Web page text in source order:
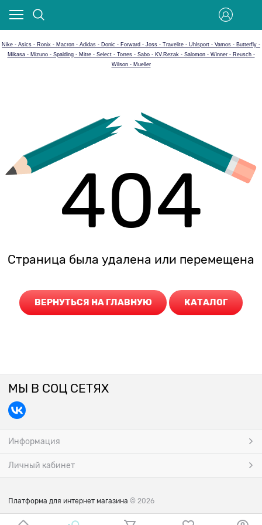
Nike - Asics - Ronix - Macron - Adidas - Donic - Forward - Joss - Travelite - Uhlsport - Vamos - Butterfly -
Mikasa - Mizuno - Spalding - Mitre - Select - Torres - Sabo - KV.Rezak - Salomon - Winner - Reusch -
Wilson - Mueller
404
Страница была удалена или перемещена
ВЕРНУТЬСЯ НА ГЛАВНУЮ КАТАЛОГ
МЫ В СОЦ СЕТЯХ
Информация
Личный кабинет
Платформа для интернет магазина © 2026